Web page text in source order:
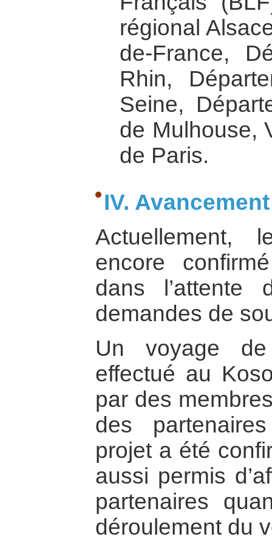
régional
de-France,
Rhin,
Seine,
de Mulhouse,
de Paris.
IV.
Actuellement,
encore
dans l’attente
demandes de
Un voyage
effectué au
par des
des
projet a été
aussi permis
partenaires
déroulement du